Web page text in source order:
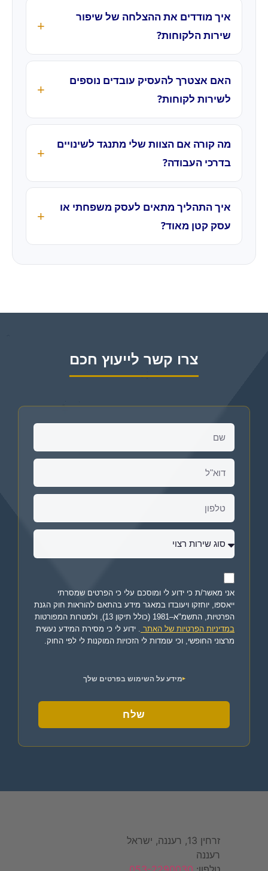
איך מודדים את ההצלחה של שיפור
שירות הלקוחות?
האם אצטרך להעסיק עובדים נוספים
לשירות לקוחות?
מה קורה אם הצוות שלי מתנגד לשינויים
בדרכי העבודה?
איך התהליך מתאים לעסק משפחתי או
עסק קטן מאוד?
צרו קשר לייעוץ חכם
אני מאשר/ת כי ידוע לי ומוסכם עלי כי הפרטים שמסרתי
ייאספו, יוחזקו ויעובדו במאגר מידע בהתאם להוראות חוק הגנת
הפרטיות, התשמ"א–1981 (כולל תיקון 13), ולמטרות המפורטות
במדיניות הפרטיות של האתר . ידוע לי כי מסירת המידע נעשית
מרצוני החופשי, וכי עומדות לי הזכויות המוקנות לי לפי החוק.
מידע על השימוש בפרטים שלך
שלח
זרחין 13, רעננה, ישראל
רעננה